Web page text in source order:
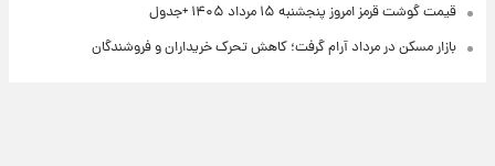
قیمت گوشت قرمز امروز پنجشنبه ۱۵ مرداد ۱۴۰۵ +جدول
بازار مسکن در مرداد آرام گرفت؛ کاهش تحرک خریداران و فروشندگان